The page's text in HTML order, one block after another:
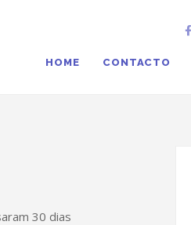
HOME CONTACTO
30 dias